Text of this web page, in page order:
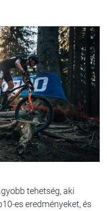
tehetség, aki
es eredményeket, és